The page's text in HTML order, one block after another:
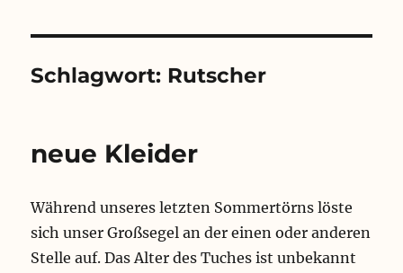
Schlagwort: Rutscher
neue Kleider
Während unseres letzten Sommertörns löste
sich unser Großsegel an der einen oder anderen
Stelle auf. Das Alter des Tuches ist unbekannt